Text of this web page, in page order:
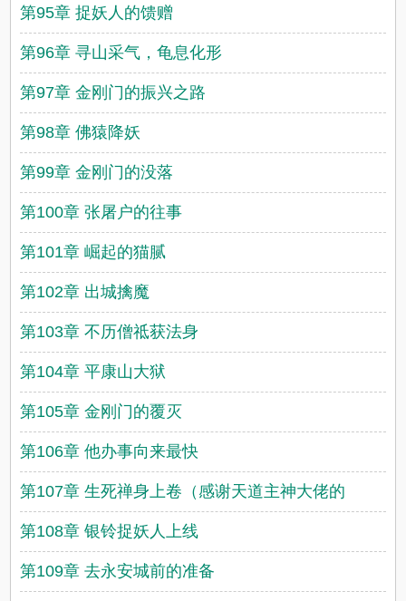
第95章 捉妖人的馈赠
第96章 寻山采气，龟息化形
第97章 金刚门的振兴之路
第98章 佛猿降妖
第99章 金刚门的没落
第100章 张屠户的往事
第101章 崛起的猫腻
第102章 出城擒魔
第103章 不历僧祗获法身
第104章 平康山大狱
第105章 金刚门的覆灭
第106章 他办事向来最快
第107章 生死禅身上卷（感谢天道主神大佬的
第108章 银铃捉妖人上线
第109章 去永安城前的准备